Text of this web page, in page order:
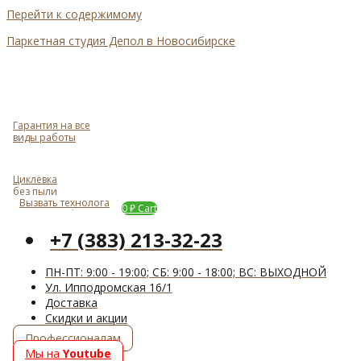
Перейти к содержимому
Паркетная студия Депол в Новосибирске
Гарантия на все
виды работы
Циклёвка
без пыли
Задать вопрос
Вызвать технолога 0₽ Cart
+7 (383) 213-32-23
ПН-ПТ: 9:00 - 19:00; СБ: 9:00 - 18:00; ВС: ВЫХОДНОЙ
Ул. Ипподромская 16/1
Доставка
Cкидки и акции
Профессионалам
Мы на Youtube